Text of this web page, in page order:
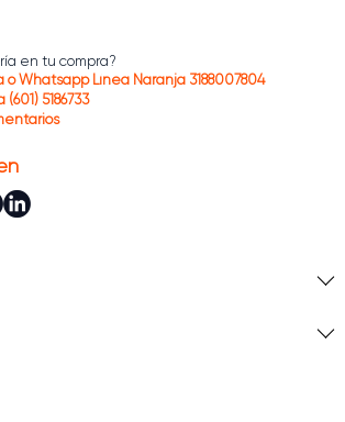
en tu compra?
Whatsapp Línea Naranja 3188007804
5186733